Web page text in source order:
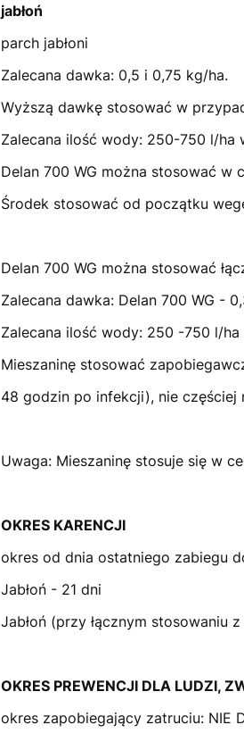
jabłoń
parch jabłoni
Zalecana dawka: 0,5 i 0,75 kg/ha.
Wyższą dawkę stosować w
Zalecana ilość wody: 250-750 l/ha
Delan 700 WG można stosować w
Środek stosować od początku
Delan 700 WG można stosować
Zalecana dawka: Delan 700 WG -
Zalecana ilość wody: 250 -750 l/
Mieszaninę stosować
48 godzin po infekcji), nie częściej
Uwaga: Mieszaninę stosuje się w
OKRES KARENCJI
okres od dnia ostatniego zabiegu
Jabłoń - 21 dni
Jabłoń (przy łącznym stosowaniu
OKRES PREWENCJI DLA LUDZI,
okres zapobiegający zatruciu: NIE